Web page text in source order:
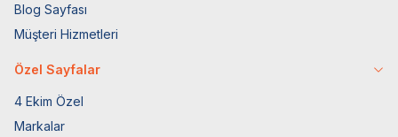
Blog Sayfası
Müşteri Hizmetleri
Özel Sayfalar
4 Ekim Özel
Markalar